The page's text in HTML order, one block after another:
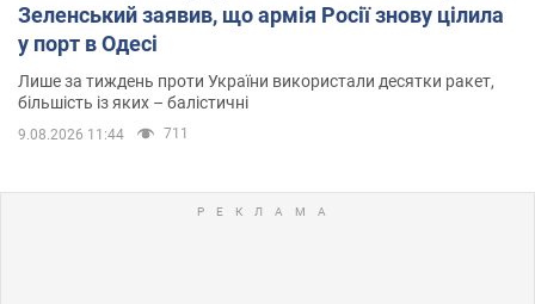
Зеленський заявив, що армія Росії знову цілила
у порт в Одесі
Лише за тиждень проти України використали десятки ракет,
більшість із яких – балістичні
9.08.2026 11:44 711